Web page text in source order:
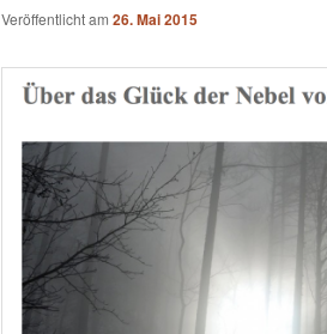
Veröffentlicht am 26. Mai 2015